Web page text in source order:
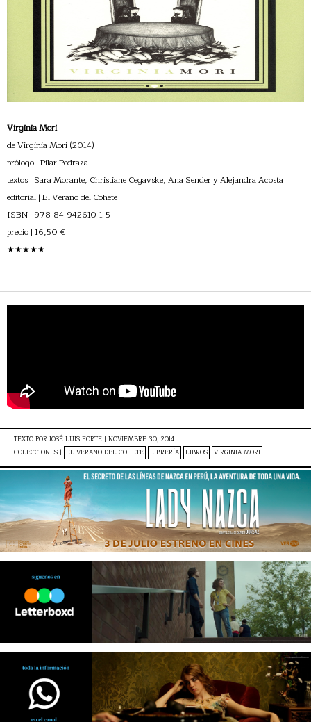
Virginia Mori
de Virginia Mori (2014)
prólogo | Pilar Pedraza
textos | Sara Morante, Christiane Cegavske, Ana Sender y Alejandra Acosta
editorial | El Verano del Cohete
ISBN | 978-84-942610-1-5
precio | 16,50 €
★★★★★
TEXTO POR JOSÉ LUIS FORTE | NOVIEMBRE 30, 2014
COLECCIONES | EL VERANO DEL COHETE LIBRERÍA LIBROS VIRGINIA MORI